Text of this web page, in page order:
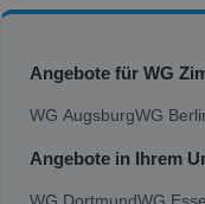
Angebote für WG
WG AugsburgWG
Angebote in Ihrem